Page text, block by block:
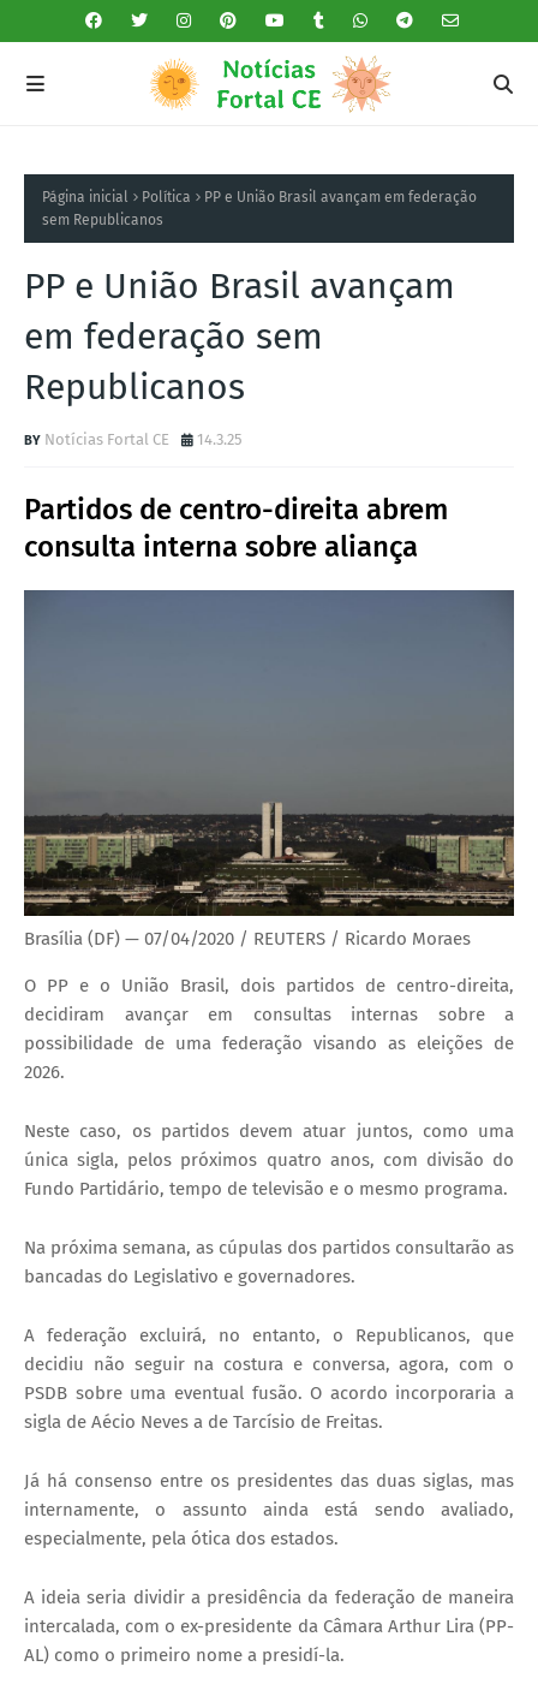
Página inicial Política
PP e União Brasil avançam em federação
sem Republicanos
PP e União Brasil avançam
em federação sem
Republicanos
Notícias Fortal CE 14.3.25
Partidos de centro-direita abrem
consulta interna sobre aliança
Brasília (DF) — 07/04/2020 / REUTERS / Ricardo Moraes
O PP e o União Brasil, dois partidos de centro-direita,
decidiram avançar em consultas internas sobre a
possibilidade de uma federação visando as eleições de
2026.
Neste caso, os partidos devem atuar juntos, como uma
única sigla, pelos próximos quatro anos, com divisão do
Fundo Partidário, tempo de televisão e o mesmo programa.
Na próxima semana, as cúpulas dos partidos consultarão as
bancadas do Legislativo e governadores.
A federação excluirá, no entanto, o Republicanos, que
decidiu não seguir na costura e conversa, agora, com o
PSDB sobre uma eventual fusão. O acordo incorporaria a
sigla de Aécio Neves a de Tarcísio de Freitas.
Já há consenso entre os presidentes das duas siglas, mas
internamente, o assunto ainda está sendo avaliado,
especialmente, pela ótica dos estados.
A ideia seria dividir a presidência da federação de maneira
intercalada, com o ex-presidente da Câmara Arthur Lira (PP-
AL) como o primeiro nome a presidí-la.